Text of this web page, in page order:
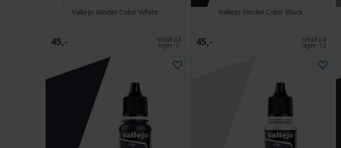
Vallejo Model Color White
45,- Antall på
lager:7
Vallejo Model Color Black
45,- Antall på
lager: 12